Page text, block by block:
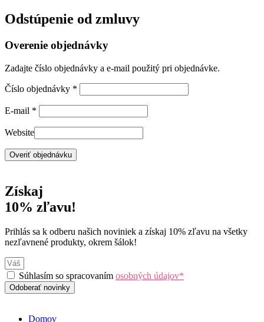
Odstúpenie od zmluvy
Overenie objednávky
Zadajte číslo objednávky a e-mail použitý pri objednávke.
Číslo objednávky *
E-mail *
Website
Overiť objednávku
Získaj
10% zľavu!
Prihlás sa k odberu našich noviniek a získaj 10% zľavu na všetky
nezľavnené produkty, okrem šálok!
Súhlasím so spracovaním osobných údajov*
Odoberať novinky
Domov